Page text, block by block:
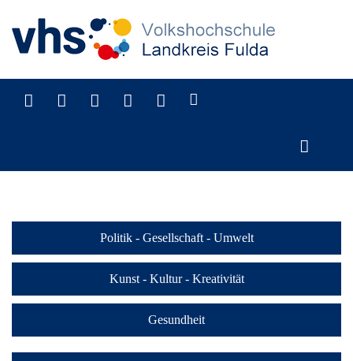
Politik - Gesellschaft - Umwelt
Kunst - Kultur - Kreativität
Gesundheit